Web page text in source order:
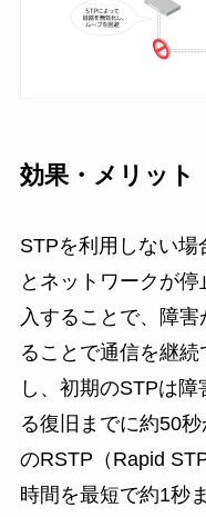
効果・メリット
STPを利用しない場
とネットワークが
入することで、障害
ることで通信を継
し、初期のSTPは
る復旧までに約50
のRSTP（Rapid
時間を最短で約1秒